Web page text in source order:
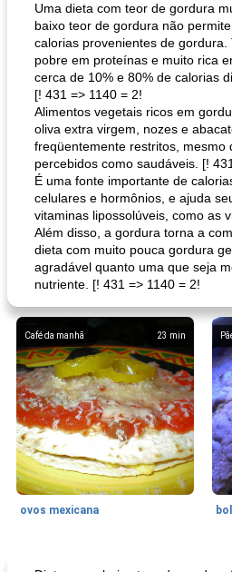
Uma dieta com teor de gordura
baixo teor de gordura não
calorias provenientes de gordura.
pobre em proteínas e muito rica
cerca de 10% e 80% de calorias
[! 431 => 1140 = 2!
Alimentos vegetais ricos em
oliva extra virgem, nozes e
freqüentemente restritos, mesmo
percebidos como saudáveis. [!
É uma fonte importante de
celulares e hormônios, e ajuda
vitaminas lipossolúveis, como as
Além disso, a gordura torna a
dieta com muito pouca gordura
agradável quanto uma que seja
nutriente. [! 431 => 1140 = 2!
23 min
Café da manhã
ovos mexicana